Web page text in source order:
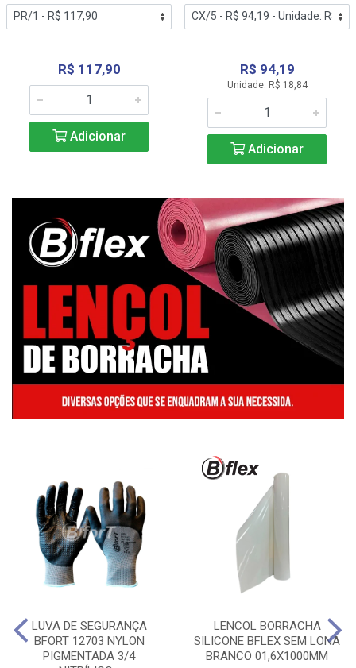
R$ 117,90
Adicionar
R$ 94,19
Unidade: R$ 18,84
Adicionar
LUVA DE SEGURANÇA
BFORT 12703 NYLON
PIGMENTADA 3/4
LENCOL BORRACHA
SILICONE BFLEX SEM LONA
BRANCO 01,6X1000MM